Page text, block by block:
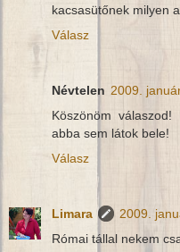
kacsasütőnek milyen
Válasz
Névtelen 2009.
Köszönöm
abba sem látok bele!
Válasz
Limara
2009.
Római tállal nekem